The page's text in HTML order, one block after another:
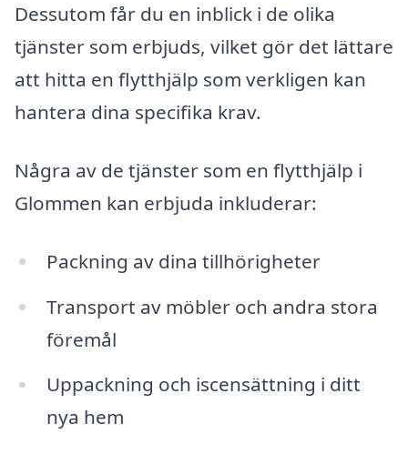
Dessutom får du en inblick i de olika
tjänster som erbjuds, vilket gör det lättare
att hitta en flytthjälp som verkligen kan
hantera dina specifika krav.
Några av de tjänster som en flytthjälp i
Glommen kan erbjuda inkluderar:
Packning av dina tillhörigheter
Transport av möbler och andra stora
föremål
Uppackning och iscensättning i ditt
nya hem